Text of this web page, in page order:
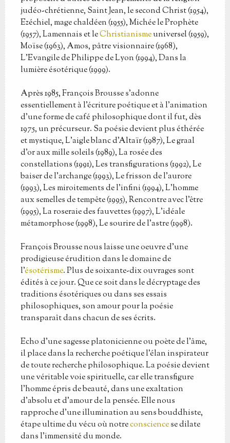
judéo-chrétienne, Saint Jean, le second Christ (1954),
Ezéchiel, mage chaldéen (1955), Michée le Prophète
(1957), Lamennais et leChristianismeuniversel (1959),
Moïse (1963), Amos, pâtre visionnaire (1968),
L’Evangile de Philippe de Lyon (1994), Dans la
lumière ésotérique (1999).
Après 1985, François Brousse s’adonne
essentiellement à l’écriture poétique et à l’animation
d’une forme de café philosophique dont il fut, dès
1975, un précurseur. Sa poésie devient plus éthérée
et mystique, L’aigle blanc d’Altaïr (1987), Le graal
d’or aux mille soleils (1989), La rosée des
constellations (1991), Les transfigurations (1992), Le
baiser de l’archange (1993), Le frisson de l’aurore
(1993), Les miroitements de l’infini (1994), L’homme
aux semelles de tempête (1995), Rencontre avec l’être
(1995), La roseraie des fauvettes (1997), L’idéale
métamorphose (1998), Le sourire de l’astre (1998).
François Brousse nous laisse une oeuvre d’une
prodigieuse érudition dans le domaine de
l'ésotérisme. Plus de soixante-dix ouvrages sont
édités à ce jour. Que ce soit dans le décryptage des
traditions ésotériques ou dans ses essais
philosophiques, son amour pour la poésie
transparaît dans chacun de ses écrits.
Echo d’une sagesse platonicienne ou poète de l’âme,
il place dans la recherche poétique l’élan inspirateur
de toute recherche philosophique. La poésie devient
une véritable voie spirituelle, car elle transfigure
l’homme épris de beauté, dans une exaltation
d’absolu et d’amour de la pensée. Elle nous
rapproche d’une illumination au sens bouddhiste,
étape ultime du vécu où notreconsciencese dilate
dans l’immensité du monde.